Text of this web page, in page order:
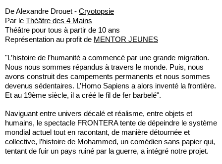
De Alexandre Drouet - Cryotopsie
Par le Théâtre des 4 Mains
Théâtre pour tous à partir de 10 ans
Représentation au profit de MENTOR JEUNES
"L’histoire de l’humanité a commencé par une grande migration.
Nous nous sommes répandus à travers le monde. Puis, nous
avons construit des campements permanents et nous sommes
devenus sédentaires. L’Homo Sapiens a alors inventé la frontière.
Et au 19ème siècle, il a créé le fil de fer barbelé".
Naviguant entre univers décalé et réalisme, entre objets et
humains, le spectacle FRONTERA tente de dépeindre le système
mondial actuel tout en racontant, de manière détournée et
collective, l’histoire de Mohammed, un comédien sans papier qui,
tentant de fuir un pays ruiné par la guerre, a intégré notre projet.